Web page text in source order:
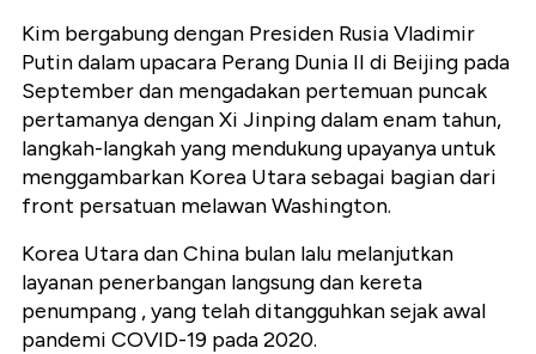
Kim bergabung dengan Presiden Rusia Vladimir
Putin dalam upacara Perang Dunia II di Beijing pada
September dan mengadakan pertemuan puncak
pertamanya dengan Xi Jinping dalam enam tahun,
langkah-langkah yang mendukung upayanya untuk
menggambarkan Korea Utara sebagai bagian dari
front persatuan melawan Washington.
Korea Utara dan China bulan lalu melanjutkan
layanan penerbangan langsung dan kereta
penumpang , yang telah ditangguhkan sejak awal
pandemi COVID-19 pada 2020.